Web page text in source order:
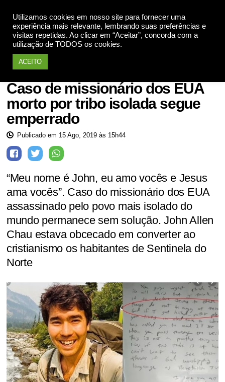
Utilizamos cookies em nosso site para fornecer uma
experiência mais relevante, lembrando suas preferências e
visitas repetidas. Ao clicar em “Aceitar”, concorda com a
utilização de TODOS os cookies.
ACEITO
Curiosidades
Caso de missionário dos EUA
morto por tribo isolada segue
emperrado
Publicado em 15 Ago, 2019 às 15h44
“Meu nome é John, eu amo vocês e Jesus
ama vocês”. Caso do missionário dos EUA
assassinado pelo povo mais isolado do
mundo permanece sem solução. John Allen
Chau estava obcecado em converter ao
cristianismo os habitantes de Sentinela do
Norte